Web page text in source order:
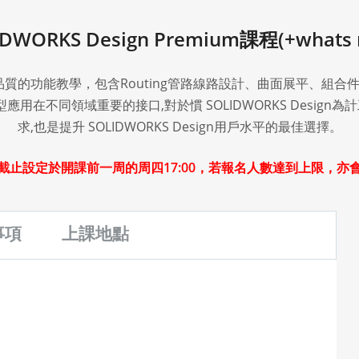
Design Premium課程
的功能教學，包含Routing管路線路設計、曲面展平、組合
用在不同領域重要的接口,對於慣 SOLIDWORKS Design為
求,也是提升 SOLIDWORKS Design用戶水平的最佳選擇。
止設定於開課前一周的周四17:00，若報名人數達到上限，亦
項 上課地點